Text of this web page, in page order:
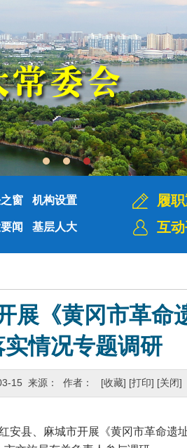
窗 机构设置
闻 基层人大
履
互
展《黄冈市革命
实情况专题调研
15 来源： 作者： [收藏] [打印] [关闭]
安县、麻城市开展《黄冈市革命遗